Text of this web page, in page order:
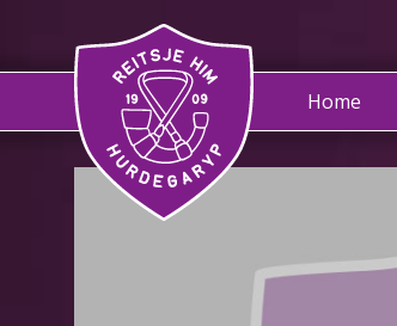
Home